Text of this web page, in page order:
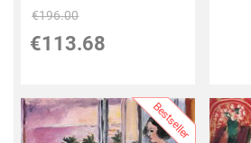
€196.00
€113.68
Bestseller